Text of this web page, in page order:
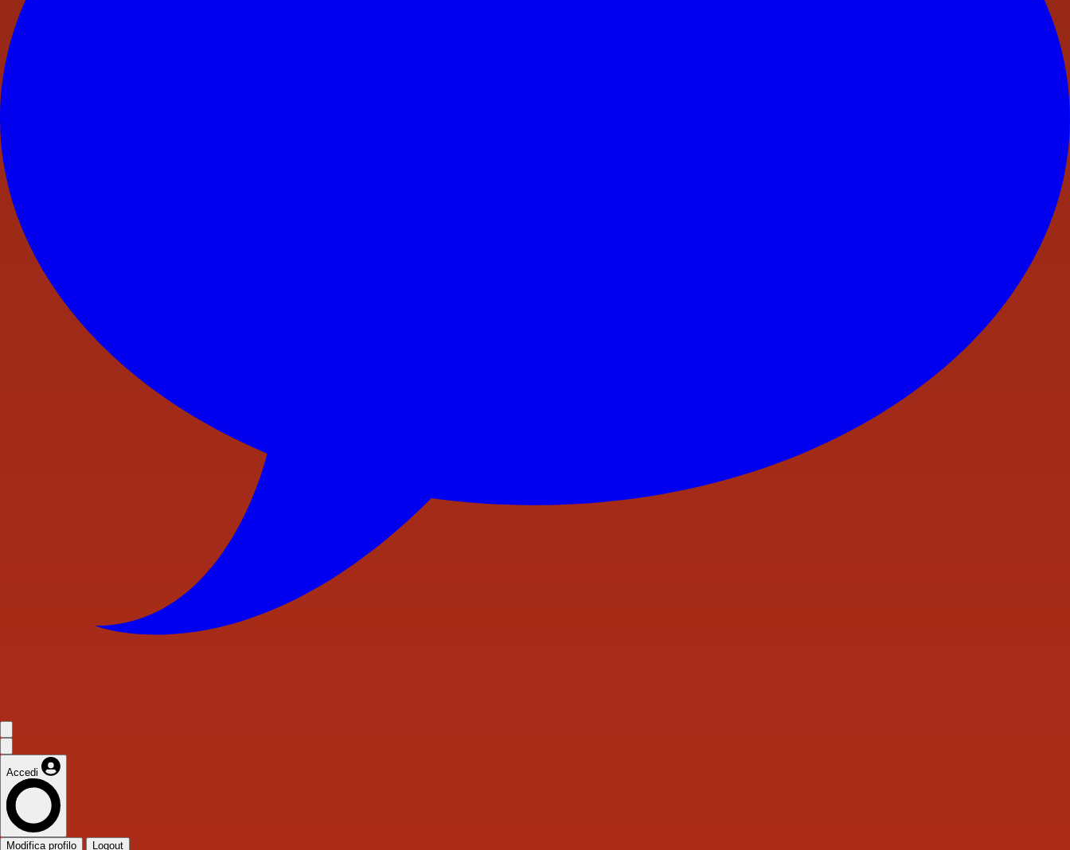
Accedi
Modifica profilo Logout